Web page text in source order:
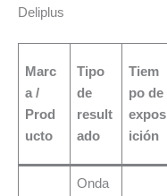
Deliplus
Marc
a /
Prod
ucto
Tipo
de
result
ado
Tiem
po de
expos
ición
Onda